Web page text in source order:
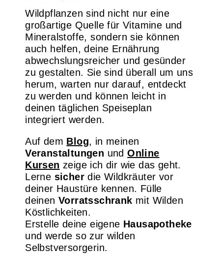
Wildpflanzen sind nicht nur eine
großartige Quelle für Vitamine und
Mineralstoffe, sondern sie können
auch helfen, deine Ernährung
abwechslungsreicher und gesünder
zu gestalten. Sie sind überall um uns
herum, warten nur darauf, entdeckt
zu werden und können leicht in
deinen täglichen Speiseplan
integriert werden.
Auf dem Blog, in meinen
Veranstaltungen undOnline
Kursen zeige ich dir wie das geht.
Lerne sicher die Wildkräuter vor
deiner Haustüre kennen. Fülle
deinen Vorratsschrank mit Wilden
Köstlichkeiten.
Erstelle deine eigene Hausapotheke
und werde so zur wilden
Selbstversorgerin.